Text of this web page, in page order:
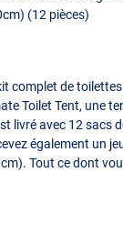
(12 pièces)
complet de
Toilet Tent, une
livré avec 12 sacs
également un
Tout ce dont